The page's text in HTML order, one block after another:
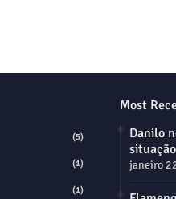
(5)
(1)
(1)
Most
Danilo
janeiro